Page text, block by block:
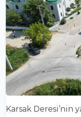
Karsak Deresi’nin